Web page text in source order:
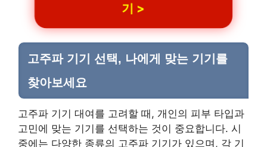
기 >
고주파 기기 선택, 나에게 맞는 기기를
찾아보세요
고주파 기기 대여를 고려할 때, 개인의 피부 타입과
고민에 맞는 기기를 선택하는 것이 중요합니다. 시
중에는 다양한 종류의 고주파 기기가 있으며, 각 기